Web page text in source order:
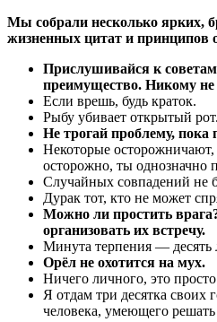
Мы собрали несколько ярких,
жизненных цитат и принципов
Прислушивайся к
преимущество. Никому не
Если врешь, будь краток.
Рыбу убивает открытый рот.
Не трогай проблему, пока
Некоторые
осторожно, ты однозначно
Случайных совпадений не
Дурак тот, кто не может
Можно ли простить
организовать их встречу.
Минута терпения — десять
Орёл не охотится на мух.
Ничего личного, это
Я отдам три десятка своих
человека, умеющего